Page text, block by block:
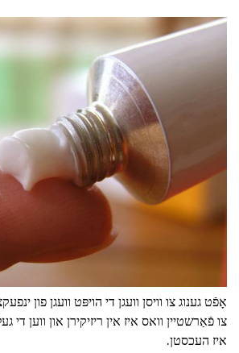
אָפֿט גענוג צו וויסן וועגן די הויפּט וועגן פון
צו פֿאַרשטיין וואס איז אין ריזיקירן און ווען די
איז העכסטן.